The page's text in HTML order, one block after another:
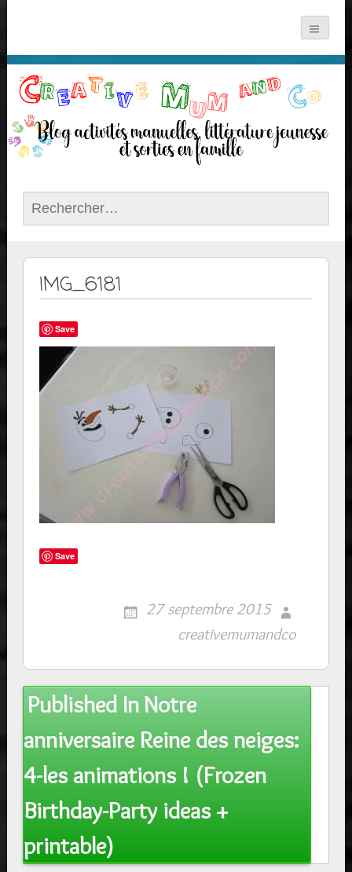
Rechercher :
IMG_6181
Save
Save
27 septembre 2015
creativemumandco
Post
navigation
Published InNotre
anniversaire Reine des neiges:
4-les animations ! (Frozen
Birthday-Party ideas +
printable)